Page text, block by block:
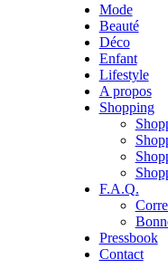
Mode
Beauté
Déco
Enfant
Lifestyle
A propos
Shopping
F.A.Q.
Pressbook
Contact